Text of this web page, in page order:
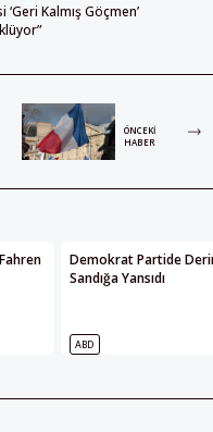
‘Geri Kalmış Göçmen’
ÖNCEKI
HABER
Demokrat Partide
Sandığa Yansıdı
ABD